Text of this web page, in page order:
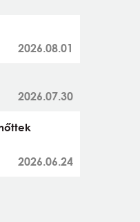
2026.08.01
2026.07.30
2026.06.24